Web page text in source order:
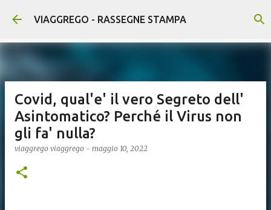
Passa ai contenuti principali
VIAGGREGO - RASSEGNE STAMPA
Covid, qual'e' il vero Segreto dell'
Asintomatico? Perché il Virus non
gli fa' nulla?
viaggrego viaggrego - maggio 10, 2022